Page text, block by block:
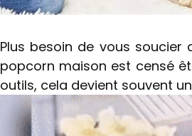
Plus besoin de vous soucier
popcorn maison est censé
outils, cela devient souvent